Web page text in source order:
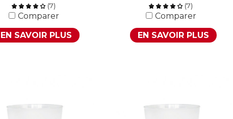
(7)
Comparer
EN SAVOIR PLUS
(7)
Comparer
EN SAVOIR PLUS